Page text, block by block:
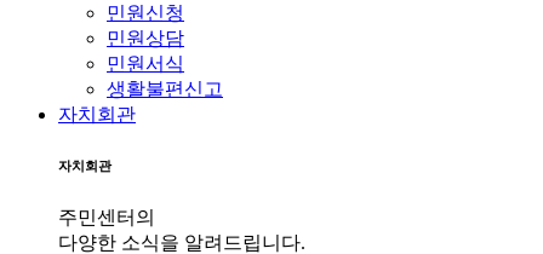
민원신청
민원상담
민원서식
생활불편신고
자치회관
자치회관
주민센터의
다양한 소식을 알려드립니다.